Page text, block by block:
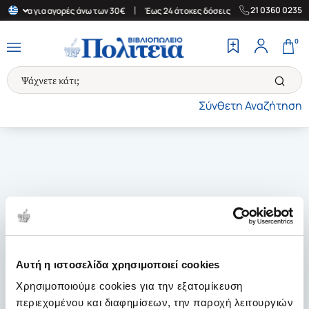
Αυτή η ιστοσελίδα χρησιμοποιεί cookies
Χρησιμοποιούμε cookies για την εξατομίκευση
περιεχομένου και διαφημίσεων, την παροχή λειτουργιών
για αγορές άνω των 30€ | Έως 24 άτοκες δόσεις | Δωρεάν
21 0360 0235
Σύνθετη Αναζήτηση
0